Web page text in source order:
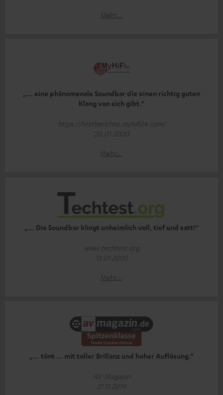
Mehr...
„… eine phänomenale Soundbar die einen richtig guten
Klang von sich gibt.“
https://testberichte.myhifi24.com/
20.01.2020
Mehr...
„… Die Soundbar klingt unheimlich voll, tief und satt!“
www.techtest.org
13.01.2020
Mehr...
„… tönt … mit toller Brillanz und hoher Auflösung.“
AV-Magazin
21.11.2019